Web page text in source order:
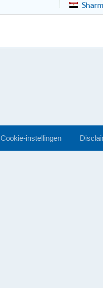
Cookie-instellingen